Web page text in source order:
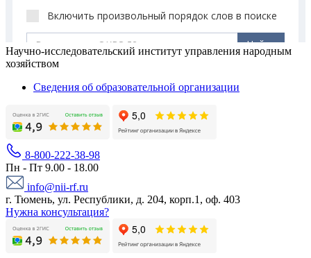
Научно-исследовательский институт управления народным
хозяйством
Сведения об образовательной организации
8-800-222-38-98
Пн - Пт 9.00 - 18.00
info@nii-rf.ru
г. Тюмень, ул. Республики, д. 204, корп.1, оф. 403
Нужна консультация?